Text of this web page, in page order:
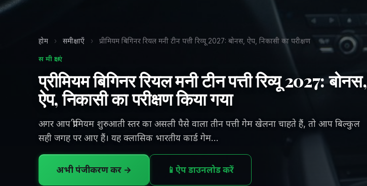
होम › समीक्षाएँ › प्रीमियम बिगिनर रियल मनी टीन पत्ती रिव्यू 2027: बोनस, ऐप, निकासी का परीक्षण
समीक्षाएं
प्रीमियम बिगिनर रियल मनी टीन पत्ती रिव्यू 2027: बोनस,
ऐप, निकासी का परीक्षण किया गया
अगर आप प्रीमियम शुरुआती स्तर का असली पैसे वाला तीन पत्ती गेम खेलना चाहते हैं, तो आप बिल्कुल
सही जगह पर आए हैं। यह क्लासिक भारतीय कार्ड गेम...
अभी पंजीकरण करें → 📱 ऐप डाउनलोड करें